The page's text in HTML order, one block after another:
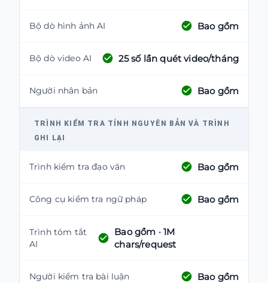
Bộ dò hình ảnh AI Bao gồm
Bộ dò video AI 25số lần quét video/tháng
Người nhân bản Bao gồm
TRÌNH KIỂM TRA TÍNH NGUYÊN BẢN VÀ TRÌNH
GHI LẠI
Trình kiểm tra đạo văn Bao gồm
Công cụ kiểm tra ngữ pháp Bao gồm
Trình tóm tắt
AI
Bao gồm · 1M
chars/request
Người kiểm tra bài luận Bao gồm